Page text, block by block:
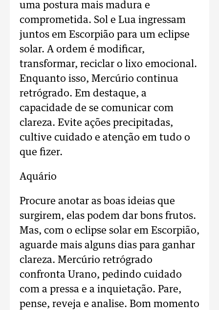
uma postura mais madura e
comprometida. Sol e Lua ingressam
juntos em Escorpião para um eclipse
solar. A ordem é modificar,
transformar, reciclar o lixo emocional.
Enquanto isso, Mercúrio continua
retrógrado. Em destaque, a
capacidade de se comunicar com
clareza. Evite ações precipitadas,
cultive cuidado e atenção em tudo o
que fizer.
Aquário
Procure anotar as boas ideias que
surgirem, elas podem dar bons frutos.
Mas, com o eclipse solar em Escorpião,
aguarde mais alguns dias para ganhar
clareza. Mercúrio retrógrado
confronta Urano, pedindo cuidado
com a pressa e a inquietação. Pare,
pense, reveja e analise. Bom momento